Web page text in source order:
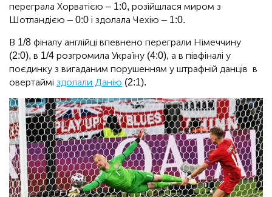
переграла Хорватією – 1:0, розійшлася миром з
Шотландією – 0:0 і здолала Чехію – 1:0.
В 1/8 фіналу англійці впевнено переграли Німеччину
(2:0), в 1/4 розгромила Україну (4:0), а в півфіналі у
поєдинку з вигаданим порушенням у штрафній данців в
овертаймі здолали Данію (2:1).